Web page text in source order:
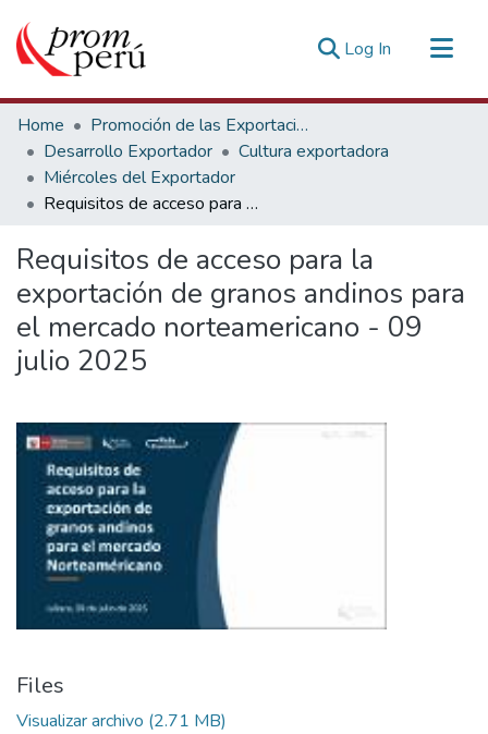
Log In (current)
Communities & Collections
All of DSpace
Statistics
Estadísticas Externas
Home
Promoción de las Exportaciones
Desarrollo Exportador
Cultura exportadora
Miércoles del Exportador
Requisitos de acceso para la exportación de granos andinos para el mercado norteamericano - 09 julio 2025
Requisitos de acceso para la
exportación de granos andinos para
el mercado norteamericano - 09
julio 2025
Files
Visualizar archivo (2.71 MB)